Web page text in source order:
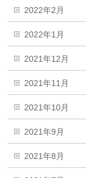
2022年2月
2022年1月
2021年12月
2021年11月
2021年10月
2021年9月
2021年8月